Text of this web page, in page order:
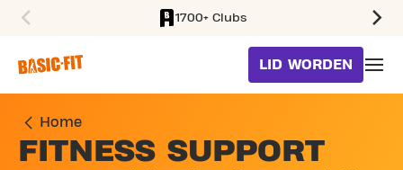
1700+ Clubs
LID WORDEN
Home
FITNESS SUPPORT